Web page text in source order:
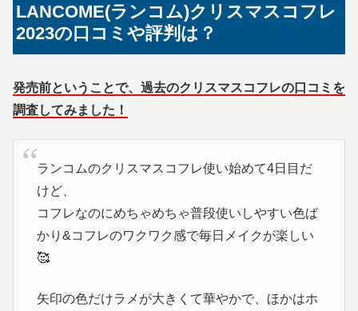
LANCOME(ランコム)クリスマスコフレ
2023の口コミや評判は？
発売前ということで、過去のクリスマスコフレの口コミを
調査してみました！
ランコムのクリスマスコフレ使い始めて4日目だ
けど、
コフレなのにめちゃめちゃ普段使いしやすい色ば
かり&コフレのワクワク感で毎日メイクが楽しい
🥰
矢印の色だけラメが大きくて華やかで、ほかはホ